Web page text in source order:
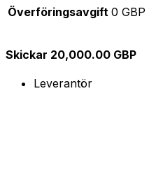
Överföringsavgift 0 GBP
Skickar 20,000.00 GBP
Leverantör